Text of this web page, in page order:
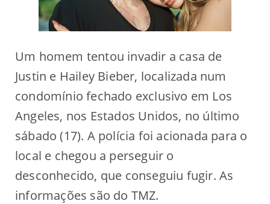
Um homem tentou invadir a casa de
Justin e Hailey Bieber, localizada num
condomínio fechado exclusivo em Los
Angeles, nos Estados Unidos, no último
sábado (17). A polícia foi acionada para o
local e chegou a perseguir o
desconhecido, que conseguiu fugir. As
informações são do TMZ.